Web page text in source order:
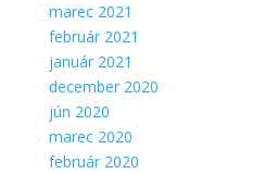
marec 2021
február 2021
január 2021
december 2020
jún 2020
marec 2020
február 2020